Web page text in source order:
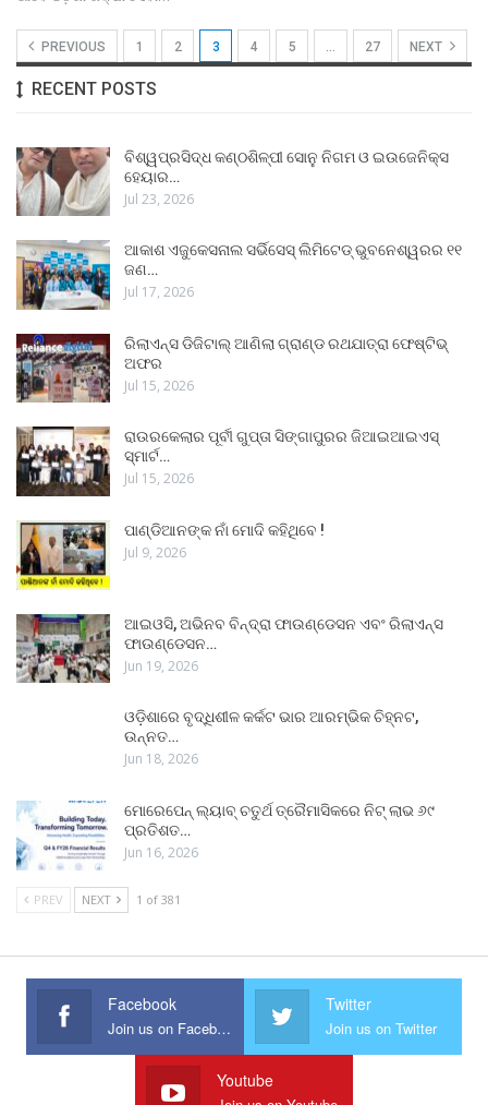
PREVIOUS 1 2 3 4 5 … 27 NEXT
RECENT POSTS
ବିଶ୍ୱପ୍ରସିଦ୍ଧ କଣ୍ଠଶିଳ୍ପୀ ସୋନୁ ନିଗମ ଓ ଇଉଜେନିକ୍ସ
ହେୟାର…
Jul 23, 2026
ଆକାଶ ଏଜୁକେସନାଲ ସର୍ଭିସେସ୍ ଲିମିଟେଡ୍ ଭୁବନେଶ୍ୱରର ୧୧
ଜଣ…
Jul 17, 2026
ରିଲାଏନ୍ସ ଡିଜିଟାଲ୍ ଆଣିଲା ଗ୍ରାଣ୍ଡ ରଥଯାତ୍ରା ଫେଷ୍ଟିଭ୍
ଅଫର
Jul 15, 2026
ରାଉରକେଲାର ପୂର୍ବୀ ଗୁପ୍ତା ସିଙ୍ଗାପୁରର ଜିଆଇଆଇଏସ୍
ସ୍ମାର୍ଟ…
Jul 15, 2026
ପାଣ୍ଡିଆନଙ୍କ ନାଁ ମୋଦି କହିଥିବେ !
Jul 9, 2026
ଆଇଓସି, ଅଭିନବ ବିନ୍ଦ୍ରା ଫାଉଣ୍ଡେସନ ଏବଂ ରିଲାଏନ୍ସ
ଫାଉଣ୍ଡେସନ…
Jun 19, 2026
ଓଡ଼ିଶାରେ ବୃଦ୍ଧିଶୀଳ କର୍କଟ ଭାର ଆରମ୍ଭିକ ଚିହ୍ନଟ,
ଉନ୍ନତ…
Jun 18, 2026
ମୋରେପେନ୍ ଲ୍ୟାବ୍ ଚତୁର୍ଥ ତ୍ରୈମାସିକରେ ନିଟ୍ ଲାଭ ୬୯
ପ୍ରତିଶତ…
Jun 16, 2026
PREV NEXT 1 of 381
Facebook
Join us on Facebook
Twitter
Join us on Twitter
Youtube